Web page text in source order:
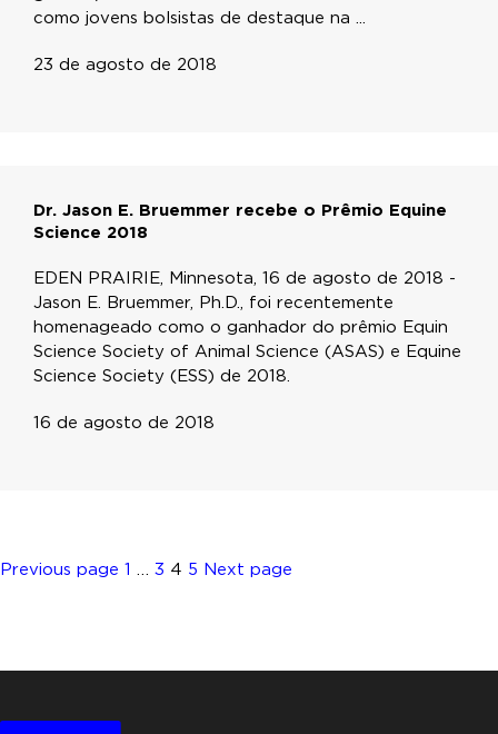
como jovens bolsistas de destaque na ...
23 de agosto de 2018
Dr. Jason E. Bruemmer recebe o Prêmio Equine
Science 2018
EDEN PRAIRIE, Minnesota, 16 de agosto de 2018 -
Jason E. Bruemmer, Ph.D., foi recentemente
homenageado como o ganhador do prêmio Equin
Science Society of Animal Science (ASAS) e Equine
Science Society (ESS) de 2018.
16 de agosto de 2018
Posts
Previous page Page
1 … Page
3 Page
4 Page
5 Next page